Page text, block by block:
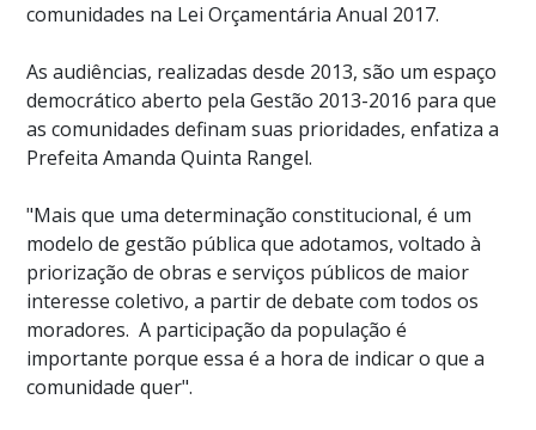
comunidades na Lei Orçamentária Anual 2017.
As audiências, realizadas desde 2013, são um espaço
democrático aberto pela Gestão 2013-2016 para que
as comunidades definam suas prioridades, enfatiza a
Prefeita Amanda Quinta Rangel.
"Mais que uma determinação constitucional, é um
modelo de gestão pública que adotamos, voltado à
priorização de obras e serviços públicos de maior
interesse coletivo, a partir de debate com todos os
moradores. A participação da população é
importante porque essa é a hora de indicar o que a
comunidade quer".